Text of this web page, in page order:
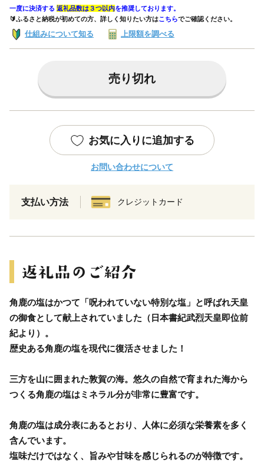
一度に決済する 返礼品数は３つ以内を推奨しております。
🔰ふるさと納税が初めての方、詳しく知りたい方はこちらでご確認ください。
仕組みについて知る 上限額を調べる
売り切れ
お気に入りに追加する
お問い合わせについて
支払い方法 クレジットカード
角鹿の塩はかつて「呪われていない特別な塩」と呼ばれ天皇
の御食として献上されていました（日本書紀武烈天皇即位前
紀より）。
歴史ある角鹿の塩を現代に復活させました！
三方を山に囲まれた敦賀の海。悠久の自然で育まれた海から
つくる角鹿の塩はミネラル分が非常に豊富です。
角鹿の塩は成分表にあるとおり、人体に必須な栄養素を多く
含んでいます。
塩味だけではなく、旨みや甘味を感じられるのが特徴です。